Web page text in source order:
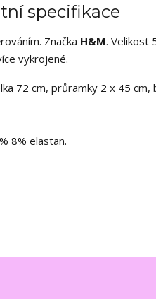
specifikace
Značka H&M. Velikost
vykrojené.
72 cm, průramky 2 x 45
8% elastan.